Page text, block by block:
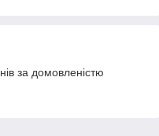
за домовленістю